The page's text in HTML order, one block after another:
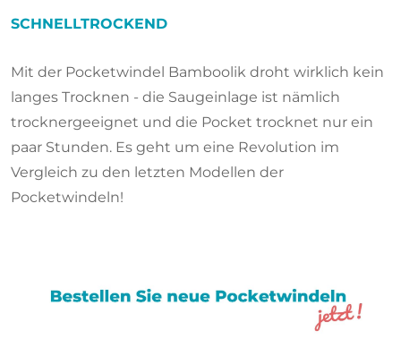
SCHNELLTROCKEND
Mit der Pocketwindel Bamboolik droht wirklich kein
langes Trocknen - die Saugeinlage ist nämlich
trocknergeeignet und die Pocket trocknet nur ein
paar Stunden. Es geht um eine Revolution im
Vergleich zu den letzten Modellen der
Pocketwindeln!